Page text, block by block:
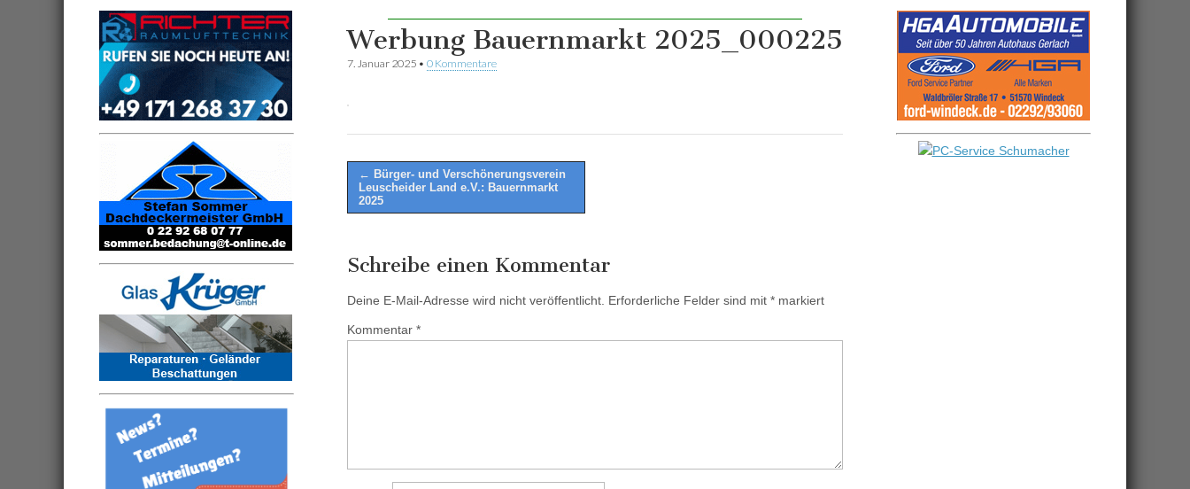
Werbung Bauernmarkt 2025_000225
7. Januar 2025 • 0 Kommentare
Post
navigation
← Bürger- und Verschönerungsverein
Leuscheider Land e.V.: Bauernmarkt
2025
Schreibe einen Kommentar
Deine E-Mail-Adresse wird nicht veröffentlicht. Erforderliche Felder sind mit * markiert
Kommentar *